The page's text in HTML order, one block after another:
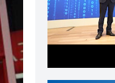
16:10